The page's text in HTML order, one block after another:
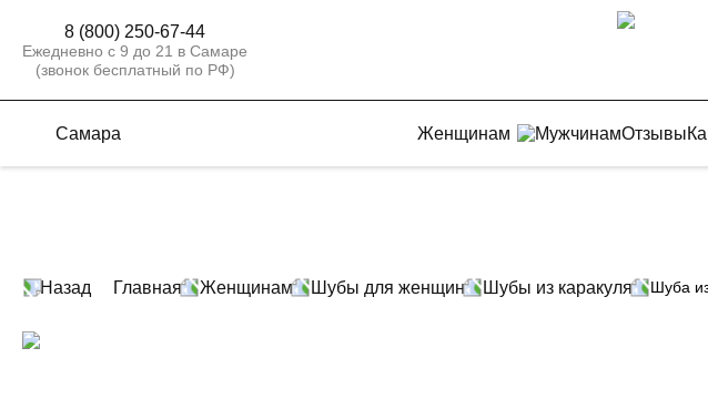
8 (800) 250-67-44
Ежедневно с 9 до 21 в Самаре
(звонок бесплатный по РФ)
Самара Женщинам МужчинамОтзывы
Назад Главная Женщинам Шубы для женщин Шубы из каракуля Шуба